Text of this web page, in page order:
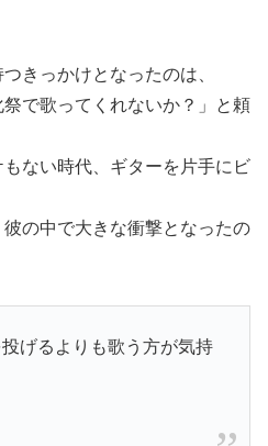
きっかけとなったのは、
で歌ってくれないか？」と頼
ない時代、ギターを片手にビ
の中で大きな衝撃となったの
投げるよりも歌う方が気持